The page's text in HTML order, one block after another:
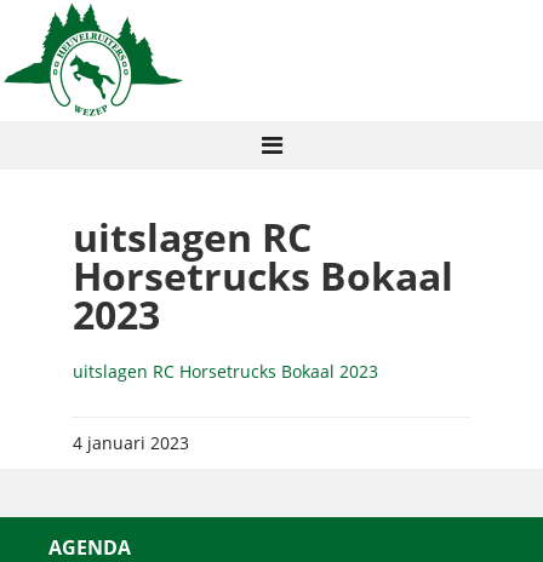
uitslagen RC
Horsetrucks Bokaal
2023
uitslagen RC Horsetrucks Bokaal 2023
4 januari 2023
AGENDA